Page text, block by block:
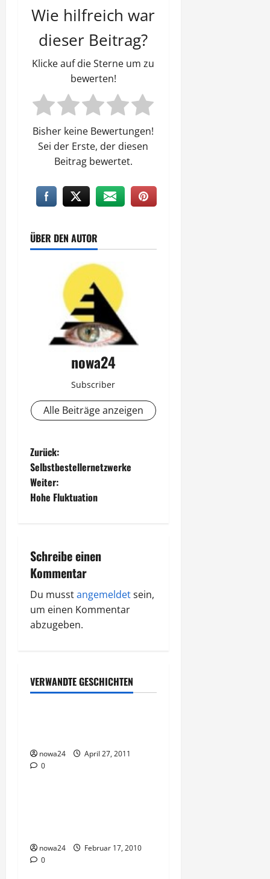
Wie hilfreich war
dieser Beitrag?
Klicke auf die Sterne um zu
bewerten!
Bisher keine Bewertungen!
Sei der Erste, der diesen
Beitrag bewertet.
ÜBER DEN AUTOR
nowa24
Subscriber
Alle Beiträge anzeigen
B
e
i
r
a
g
s
a
g
i
o
Zurück:
Selbstbestellernetzwerke
Weiter:
Hohe Fluktuation
Schreibe einen
Kommentar
Du musstangemeldetsein,
um einen Kommentar
abzugeben.
VERWANDTE GESCHICHTEN
Vorsicht Risiko!
nowa24
April 27, 2011
0Vorsicht Risiko!
nowa24
Februar 17, 2010
0Vorsicht Risiko!